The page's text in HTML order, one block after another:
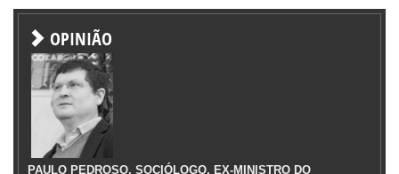
OPINIÃO
PAULO PEDROSO, SOCIÓLOGO, EX-MINISTRO DO